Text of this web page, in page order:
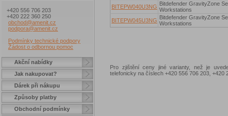
+420 556 706 203
+420 222 360 250
obchod@amenit.cz
podpora@amenit.cz
Podmínky technické podpory
Žádost o odbornou pomoc
Akční nabídky
Jak nakupovat?
Dárek při nákupu
Způsoby platby
Obchodní podmínky
BITEPW040U3NG Bitdefender GravityZone
Workstations
BITEPW045U3NG Bitdefender GravityZone
Workstations
Pro zjištění ceny jiné varianty, než je
telefonicky na číslech +420 556 706 203, +420